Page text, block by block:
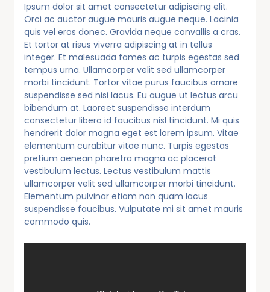
Ipsum dolor sit amet consectetur adipiscing elit.
Orci ac auctor augue mauris augue neque. Lacinia
quis vel eros donec. Gravida neque convallis a cras.
Et tortor at risus viverra adipiscing at in tellus
integer. Et malesuada fames ac turpis egestas sed
tempus urna. Ullamcorper velit sed ullamcorper
morbi tincidunt. Tortor vitae purus faucibus ornare
suspendisse sed nisi lacus. Eu augue ut lectus arcu
bibendum at. Laoreet suspendisse interdum
consectetur libero id faucibus nisl tincidunt. Mi quis
hendrerit dolor magna eget est lorem ipsum. Vitae
elementum curabitur vitae nunc. Turpis egestas
pretium aenean pharetra magna ac placerat
vestibulum lectus. Lectus vestibulum mattis
ullamcorper velit sed ullamcorper morbi tincidunt.
Elementum pulvinar etiam non quam lacus
suspendisse faucibus. Vulputate mi sit amet mauris
commodo quis.